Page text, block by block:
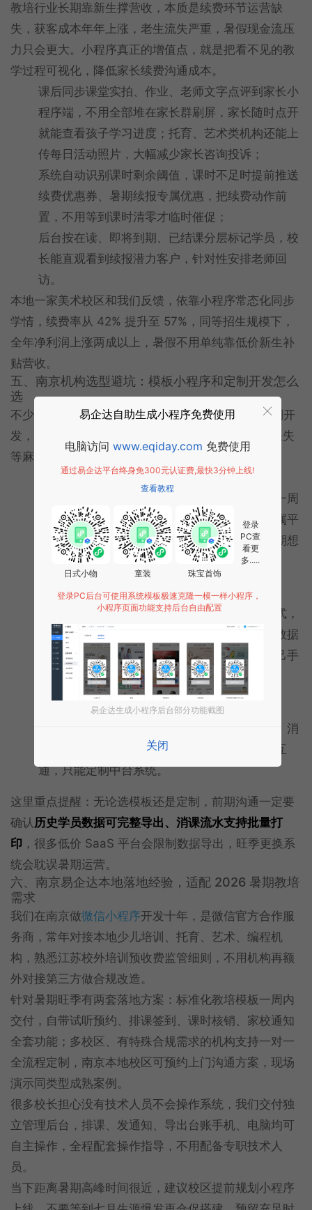
教培行业长期靠新生撑营收，本质是续费环节运营缺
失，获客成本年年上涨，老生流失严重，暑假现金流压
力只会更大。小程序真正的增值点，就是把看不见的教
学过程可视化，降低家长续费沟通成本。
课后同步课堂实拍、作业、老师文字点评到家长小
程序端，不用全部堆在家长群刷屏，家长随时点开
就能查看孩子学习进度；托育、艺术类机构还能上
传每日活动照片，大幅减少家长咨询投诉；
系统自动识别课时剩余阈值，课时不足时提前推送
续费优惠券、暑期续报专属优惠，把续费动作前
置，不用等到课时清零才临时催促；
后台按在读、即将到期、已结课分层标记学员，校
长能直观看到续报潜力客户，针对性安排老师回
访。
本地一家美术校区和我们反馈，依靠小程序常态化同步
学情，续费率从 42% 提升至 57%，同等招生规模下，
全年净利润上涨两成以上，暑假不用单纯靠低价新生补
贴营收。
五、南京机构选型避坑：模板小程序和定制开发怎么
选
不少南京校长咨询小程序时分不清模板 SaaS 和定制开
发，盲目跟风选择，后期出现数据绑定、合规功能缺失
等麻烦，结合本地校区规模给大家分情况说明：
单店小型机构、生源不稳定
可以先用标准化教培模板小程序，按月付费，一周
内就能上线，前期投入低。短板是后台数据归属平
台方，监管台账、监管账户对接功能简化，后期想
迁移学员、课时数据有门槛。
多校区、稳定老生池（300 人以上）
优先定制开发，所有流程贴合校区自身教学模式，
合规消课、监管对账模块单独开发，全部学员数据
存储在机构自有后台，完整导出权限掌握在自己手
里，不会被平台锁定数据。
连锁多品牌培训机构
需要搭建总部管理中台，统一管控各校区招生、消
课、财务报表，普通模板承载不了多校区数据互
通，只能定制中台系统。
这里重点提醒：无论选模板还是定制，前期沟通一定要
确认历史学员数据可完整导出、消课流水支持批量打
印 ，很多低价 SaaS 平台会限制数据导出，旺季更换系
统会耽误暑期运营。
六、南京易企达本地落地经验，适配 2026 暑期教培
需求
我们在南京做微信小程序开发十年，是微信官方合作服
务商，常年对接本地少儿培训、托育、艺术、编程机
构，熟悉江苏校外培训预收费监管细则，不用机构再额
外对接第三方做合规改造。
针对暑期旺季有两套落地方案：标准化教培模板一周内
交付，自带试听预约、排课签到、课时核销、家校通知
全套功能；多校区、有特殊合规需求的机构支持一对一
全流程定制，南京本地校区可预约上门沟通方案，现场
演示同类型成熟案例。
很多校长担心没有技术人员不会操作系统，我们交付独
立管理后台，排课、发通知、导出台账手机、电脑均可
自主操作，全程配套操作指导，不用配备专职技术人
员。
当下距离暑期高峰时间很近，建议校区提前规划小程序
易企达自助生成小程序免费使用
电脑访问 www.eqiday.com 免费使用
通过易企达平台终身免300元认证费,最快3分钟上线!
查看教程
日式小物 童装 珠宝首饰
登录
PC查
看更
多.....
登录PC后台可使用系统模板极速克隆一模一样小程序，
小程序页面功能支持后台自由配置
易企达生成小程序后台部分功能截图
关闭